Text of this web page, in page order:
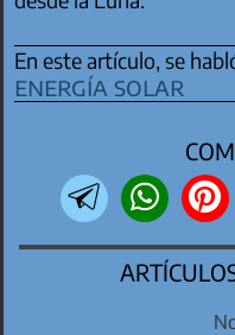
En este artículo, se
energía solar